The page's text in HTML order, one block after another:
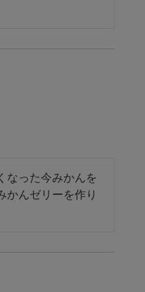
なった今みかんを
かんゼリーを作り